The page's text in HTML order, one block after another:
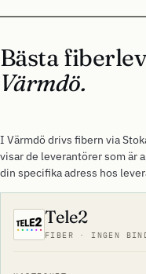
Bästa
Värmdö.
I Värmdö drivs fibern via
visar de leverantörer som är
din specifika adress hos
Tele2
FIBER · INGEN